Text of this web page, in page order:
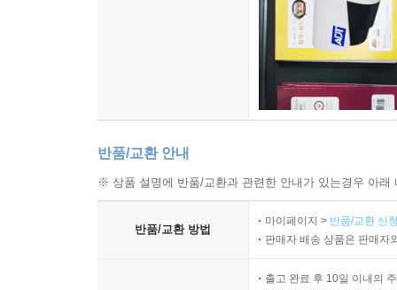
반품/교환 안내
※ 상품 설명에 반품/교환과 관련한 안내가 있는경우 아
반품/교환 방법
마이페이지 > 반품/교환 신
판매자 배송 상품은 판매자
출고 완료 후 10일 이내의